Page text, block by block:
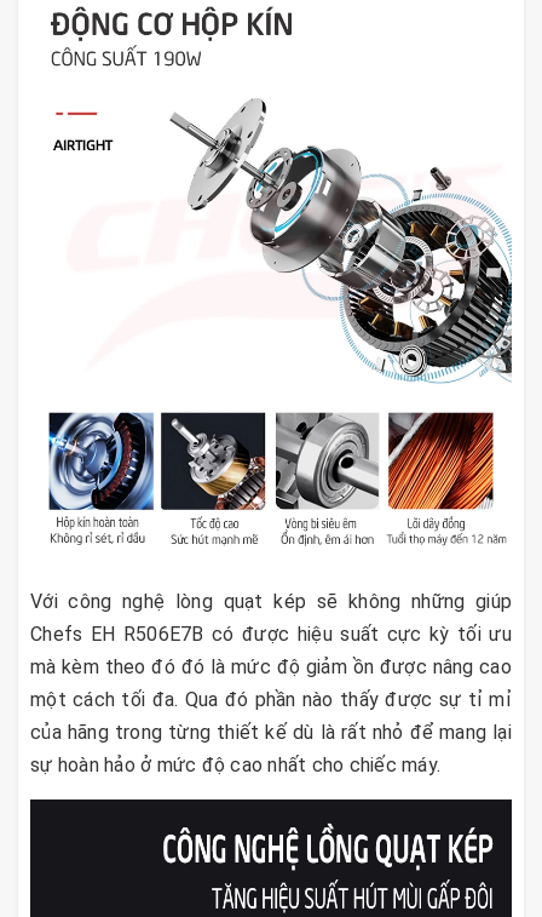
Với công nghệ lòng quạt kép sẽ không những giúp
Chefs EH R506E7B có được hiệu suất cực kỳ tối ưu
mà kèm theo đó đó là mức độ giảm ồn được nâng cao
một cách tối đa. Qua đó phần nào thấy được sự tỉ mỉ
của hãng trong từng thiết kế dù là rất nhỏ để mang lại
sự hoàn hảo ở mức độ cao nhất cho chiếc máy.